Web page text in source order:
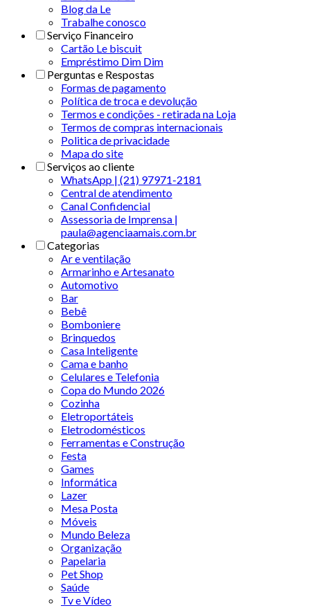
Blog da Le
Trabalhe conosco
Serviço Financeiro
Cartão Le biscuit
Empréstimo Dim Dim
Perguntas e Respostas
Formas de pagamento
Política de troca e devolução
Termos e condições - retirada na Loja
Termos de compras internacionais
Politica de privacidade
Mapa do site
Serviços ao cliente
WhatsApp | (21) 97971-2181
Central de atendimento
Canal Confidencial
Assessoria de Imprensa |
paula@agenciaamais.com.br
Categorias
Ar e ventilação
Armarinho e Artesanato
Automotivo
Bar
Bebê
Bomboniere
Brinquedos
Casa Inteligente
Cama e banho
Celulares e Telefonia
Copa do Mundo 2026
Cozinha
Eletroportáteis
Eletrodomésticos
Ferramentas e Construção
Festa
Games
Informática
Lazer
Mesa Posta
Móveis
Mundo Beleza
Organização
Papelaria
Pet Shop
Saúde
Tv e Vídeo